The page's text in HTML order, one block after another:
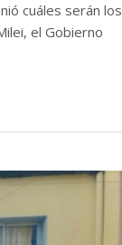
cuáles serán los
el Gobierno